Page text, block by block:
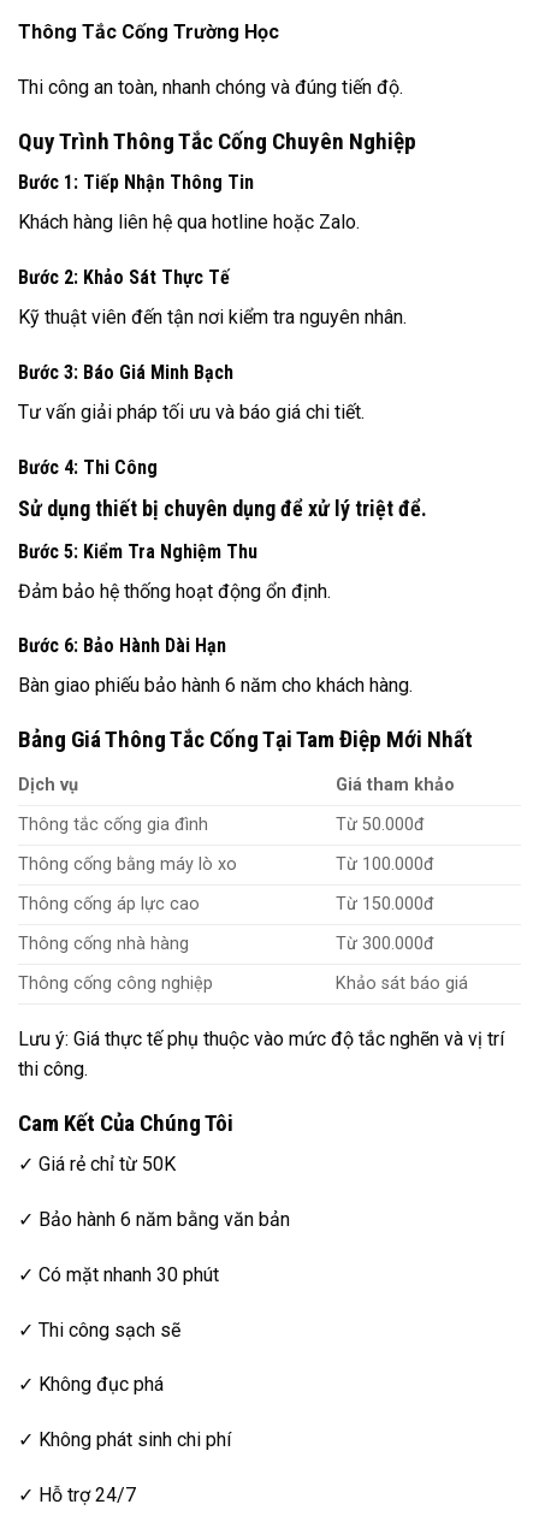
Thông Tắc Cống Trường Học
Thi công an toàn, nhanh chóng và đúng tiến độ.
Quy Trình Thông Tắc Cống Chuyên Nghiệp
Bước 1: Tiếp Nhận Thông Tin
Khách hàng liên hệ qua hotline hoặc Zalo.
Bước 2: Khảo Sát Thực Tế
Kỹ thuật viên đến tận nơi kiểm tra nguyên nhân.
Bước 3: Báo Giá Minh Bạch
Tư vấn giải pháp tối ưu và báo giá chi tiết.
Bước 4: Thi Công
Sử dụng thiết bị chuyên dụng để xử lý triệt để.
Bước 5: Kiểm Tra Nghiệm Thu
Đảm bảo hệ thống hoạt động ổn định.
Bước 6: Bảo Hành Dài Hạn
Bàn giao phiếu bảo hành 6 năm cho khách hàng.
Bảng Giá Thông Tắc Cống Tại Tam Điệp Mới Nhất
Dịch vụ
Giá tham khảo
Thông tắc cống gia đình
Từ 50.000đ
Thông cống bằng máy lò xo
Từ 100.000đ
Thông cống áp lực cao
Từ 150.000đ
Thông cống nhà hàng
Từ 300.000đ
Thông cống công nghiệp
Khảo sát báo giá
Lưu ý: Giá thực tế phụ thuộc vào mức độ tắc nghẽn và vị trí
thi công.
Cam Kết Của Chúng Tôi
✓ Giá rẻ chỉ từ 50K
✓ Bảo hành 6 năm bằng văn bản
✓ Có mặt nhanh 30 phút
✓ Thi công sạch sẽ
✓ Không đục phá
✓ Không phát sinh chi phí
✓ Hỗ trợ 24/7